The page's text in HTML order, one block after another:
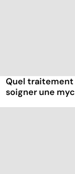
Quel
soigner une